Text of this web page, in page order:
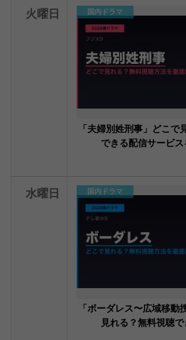
火曜日 国内ドラマ
「夫婦別姓刑事」どこで
できる配信サービ
水曜日 国内ドラマ
「ボーダレス〜広域移動
見れる？無料視聴